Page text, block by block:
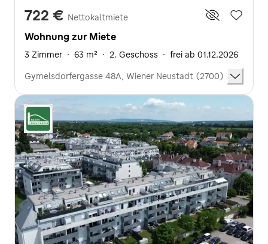
722 € Nettokaltmiete
Wohnung zur Miete
3 Zimmer · 63 m² · 2. Geschoss · frei ab 01.12.2026
Gymelsdorfergasse 48A, Wiener Neustadt (2700)